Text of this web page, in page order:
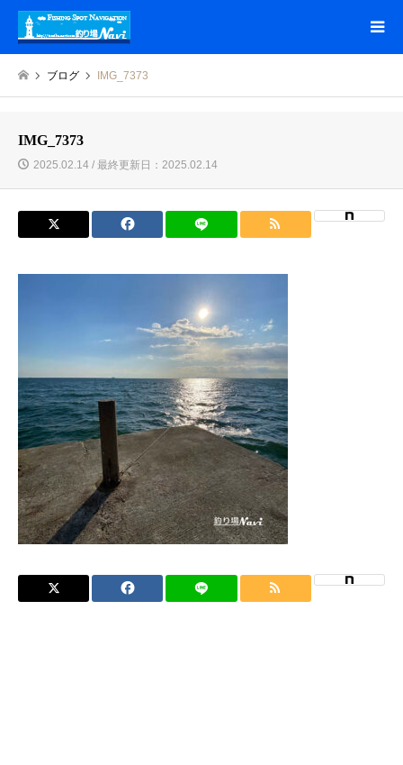
ブログ IMG_7373
IMG_7373
2025.02.14 / 最終更新日：2025.02.14